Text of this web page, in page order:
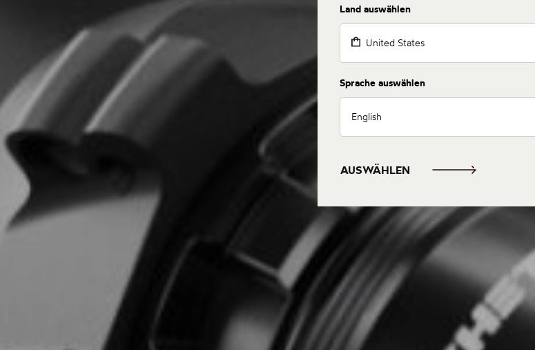
Land auswählen
United States
Sprache auswählen
English
AUSWÄHLEN